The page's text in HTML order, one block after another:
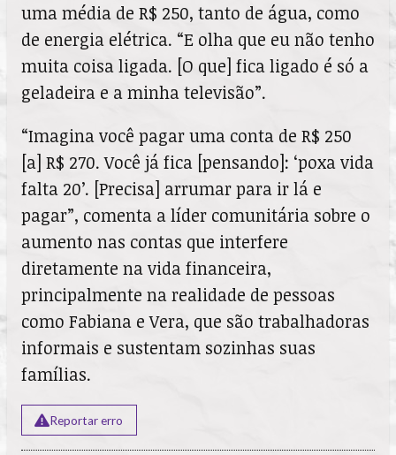
uma média de R$ 250, tanto de água, como
de energia elétrica. “E olha que eu não tenho
muita coisa ligada. [O que] fica ligado é só a
geladeira e a minha televisão”.
“Imagina você pagar uma conta de R$ 250
[a] R$ 270. Você já fica [pensando]: ‘poxa vida
falta 20’. [Precisa] arrumar para ir lá e
pagar”, comenta a líder comunitária sobre o
aumento nas contas que interfere
diretamente na vida financeira,
principalmente na realidade de pessoas
como Fabiana e Vera, que são trabalhadoras
informais e sustentam sozinhas suas
famílias.
Reportar erro